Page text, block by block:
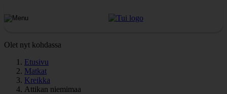
Olet nyt kohdassa
Etusivu
Matkat
Kreikka
Attikan niemimaa